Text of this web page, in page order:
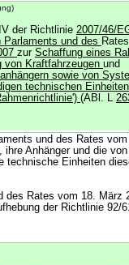
der Richtlinie 2007/46/
Parlaments und des
zur Schaffung eines
von Kraftfahrzeugen und
sowie von
technischen
(ABl. L
und des Rates
Anhänger und die
Einheiten
des Rates vom 18. März
der Richtlinie 92/